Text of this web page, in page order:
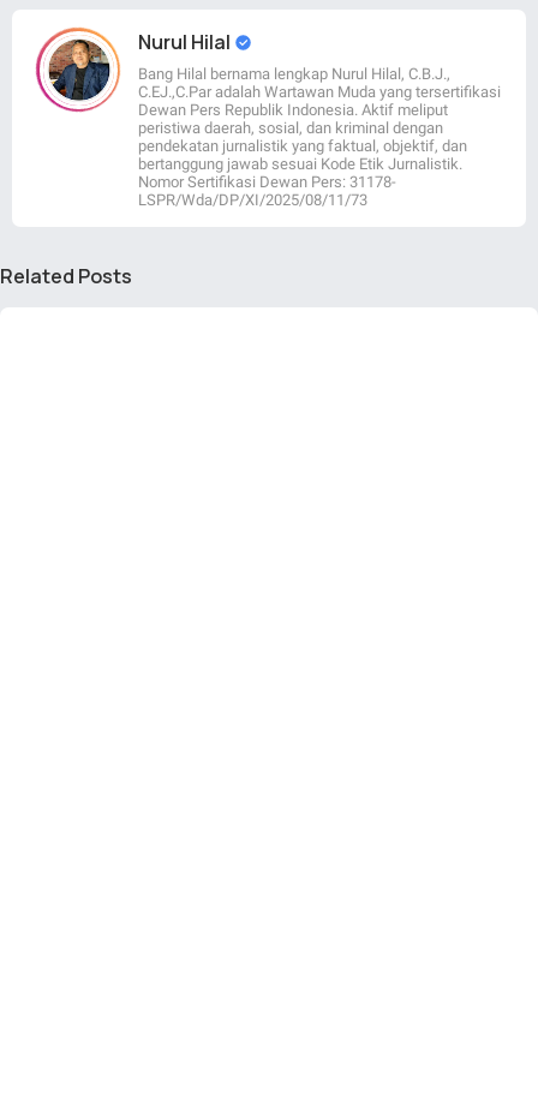
Nurul Hilal
Bang Hilal bernama lengkap Nurul Hilal, C.B.J.,
C.EJ.,C.Par adalah Wartawan Muda yang tersertifikasi
Dewan Pers Republik Indonesia. Aktif meliput
peristiwa daerah, sosial, dan kriminal dengan
pendekatan jurnalistik yang faktual, objektif, dan
bertanggung jawab sesuai Kode Etik Jurnalistik.
Nomor Sertifikasi Dewan Pers: 31178-
LSPR/Wda/DP/XI/2025/08/11/73
Related Posts